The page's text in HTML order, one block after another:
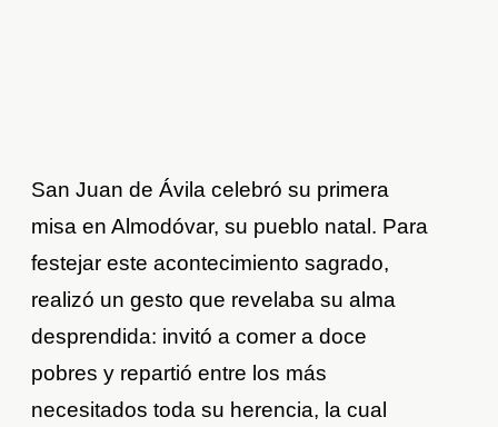
San Juan de Ávila celebró su primera
misa en Almodóvar, su pueblo natal. Para
festejar este acontecimiento sagrado,
realizó un gesto que revelaba su alma
desprendida: invitó a comer a doce
pobres y repartió entre los más
necesitados toda su herencia, la cual